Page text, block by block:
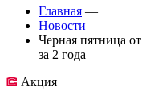
Главная —
Новости —
Черная пятница
за 2 года
Акция